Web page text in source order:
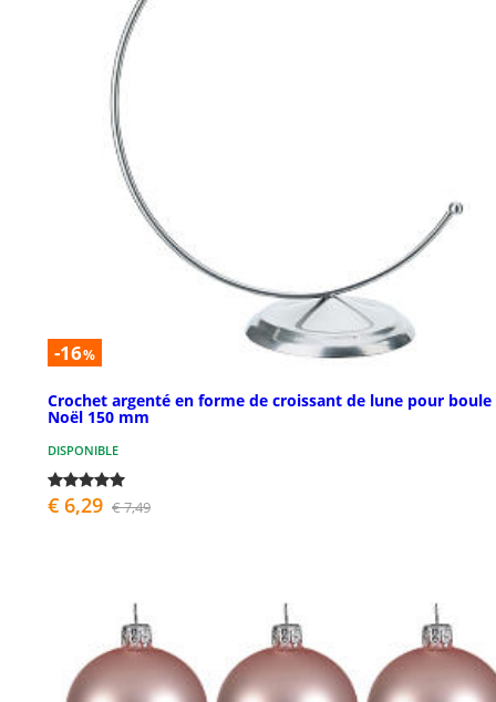
-16%
Crochet argenté en forme de croissant de lune pour boule
Noël 150 mm
DISPONIBLE
€ 6,29 € 7,49